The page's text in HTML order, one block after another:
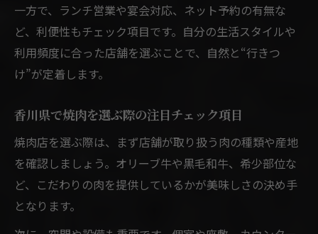
一方で、ランチ営業や宴会対応、ネット予約の有無な
ど、利便性もチェック項目です。自分の生活スタイルや
利用頻度に合った店舗を選ぶことで、自然と“行きつ
け”が定着します。
香川県で焼肉を選ぶ際の注目チェック項目
焼肉店を選ぶ際は、まず店舗が取り扱う肉の種類や産地
を確認しましょう。オリーブ牛や黒毛和牛、希少部位な
ど、こだわりの肉を提供しているかが美味しさの決め手
となります。